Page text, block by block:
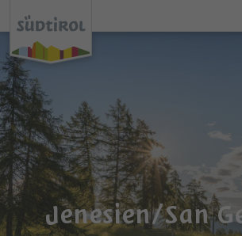
Jenesien/San